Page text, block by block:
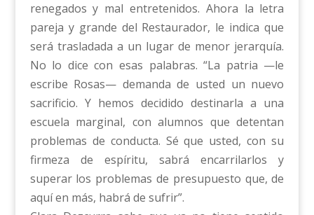
renegados y mal entretenidos. Ahora la letra
pareja y grande del Restaurador, le indica que
será trasladada a un lugar de menor jerarquía.
No lo dice con esas palabras. “La patria —le
escribe Rosas— demanda de usted un nuevo
sacrificio. Y hemos decidido destinarla a una
escuela marginal, con alumnos que detentan
problemas de conducta. Sé que usted, con su
firmeza de espíritu, sabrá encarrilarlos y
superar los problemas de presupuesto que, de
aquí en más, habrá de sufrir”.